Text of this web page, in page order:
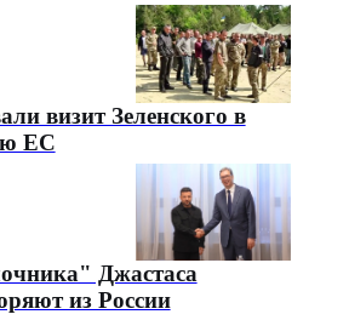
визит Зеленского в
ЕС
Джастаса
из России